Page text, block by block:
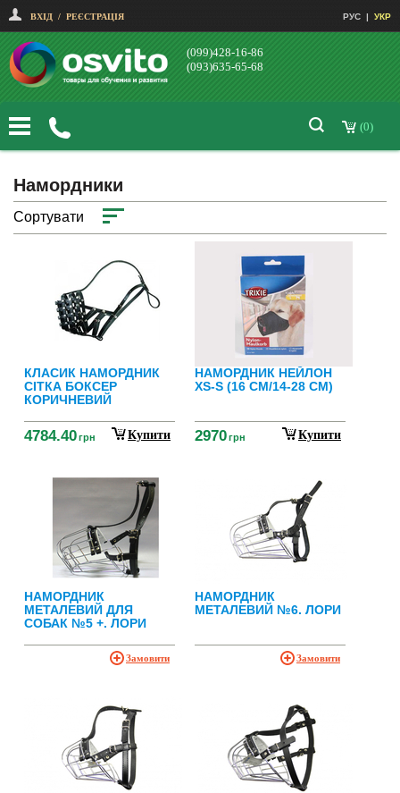
ВХІД / РЕЄСТРАЦІЯ РУС | УКР
(099)428-16-86
(093)635-65-68
(0)
Намордники
Сортувати
КЛАСИК НАМОРДНИК
СІТКА БОКСЕР
КОРИЧНЕВИЙ
4784.40грн Купити
НАМОРДНИК НЕЙЛОН
XS-S (16 СМ/14-28 СМ)
2970грн Купити
НАМОРДНИК
МЕТАЛЕВИЙ ДЛЯ
СОБАК №5 +. ЛОРИ
Замовити
НАМОРДНИК
МЕТАЛЕВИЙ №6. ЛОРИ
Замовити